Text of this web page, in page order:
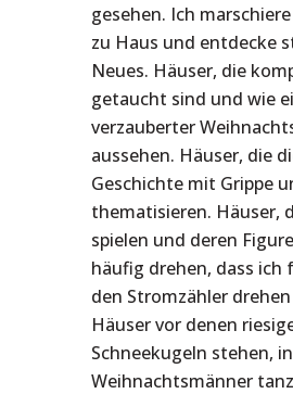
gesehen. Ich
zu Haus und entdecke
Neues. Häuser, die
getaucht sind und wie
verzauberter
aussehen. Häuser, die
Geschichte mit Grippe
thematisieren. Häuser,
spielen und deren
häufig drehen, dass ich
den Stromzähler
Häuser vor denen
Schneekugeln stehen,
Weihnachtsmänner